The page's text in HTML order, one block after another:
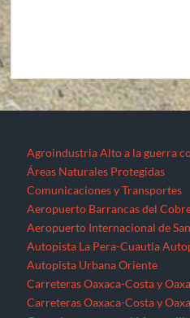
Agroindustria Alto a la guerra
Áreas Naturales Protegidas
Comunicaciones y Transportes
Aeropuerto Barrancas del
Aeropuerto Internacional de
Autopista La Pera-Cuautla
Autopista Urbana Oriente
Carreteras Oaxaca-Costa y
Carreteras Oaxaca-Costa y